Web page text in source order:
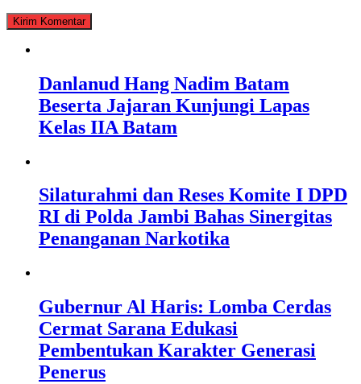
Danlanud Hang Nadim Batam
Beserta Jajaran Kunjungi Lapas
Kelas IIA Batam
Silaturahmi dan Reses Komite I DPD
RI di Polda Jambi Bahas Sinergitas
Penanganan Narkotika
Gubernur Al Haris: Lomba Cerdas
Cermat Sarana Edukasi
Pembentukan Karakter Generasi
Penerus